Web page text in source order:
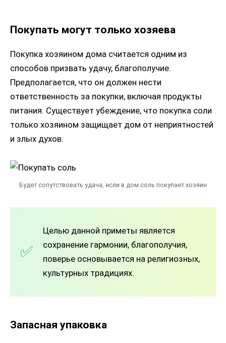
Покупать могут только хозяева
Покупка хозяином дома считается одним из
способов призвать удачу, благополучие.
Предполагается, что он должен нести
ответственность за покупки, включая продукты
питания. Существует убеждение, что покупка соли
только хозяином защищает дом от неприятностей
и злых духов.
Будет сопутствовать удача, если в дом соль покупает хозяин
Целью данной приметы является
сохранение гармонии, благополучия,
поверье основывается на религиозных,
культурных традициях.
Запасная упаковка